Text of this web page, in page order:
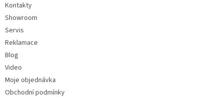
Kontakty
Showroom
Servis
Reklamace
Blog
Video
Moje objednávka
Obchodní podmínky